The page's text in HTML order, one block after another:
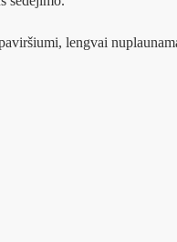
lengvai